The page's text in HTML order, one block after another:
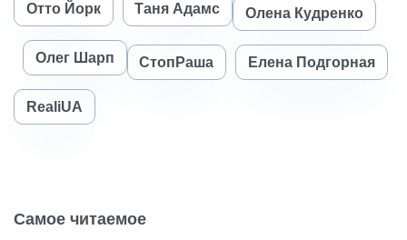
Отто Йорк Таня Адамс Олена Кудренко
Олег Шарп СтопРаша Елена Подгорная
RealiUA
Самое читаемое